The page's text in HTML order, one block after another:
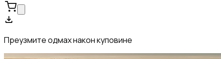
Преузмите одмах након куповине